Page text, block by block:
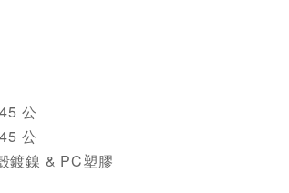
公
公
鍍鎳 & PC塑膠